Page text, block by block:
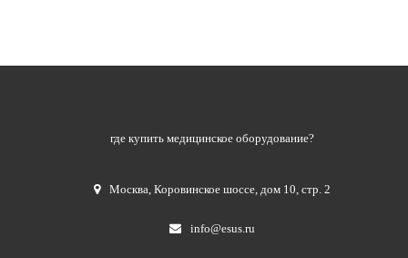
где купить медицинское оборудование?
Москва,Коровинское шоссе, дом 10, стр. 2
info@esus.ru